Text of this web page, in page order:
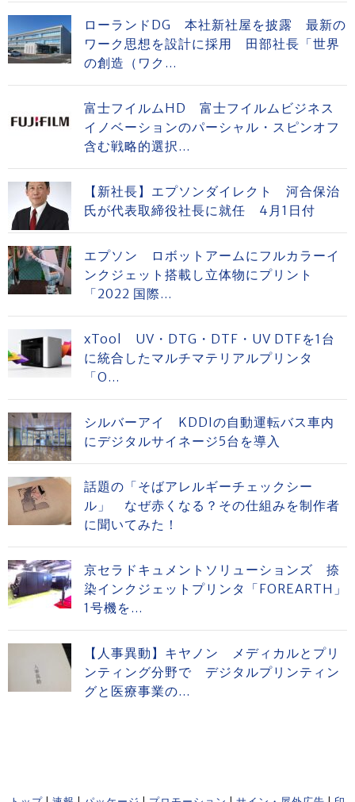
ローランドDG 本社新社屋を披露 最新の
ワーク思想を設計に採用 田部社長「世界
の創造（ワク...
富士フイルムHD 富士フイルムビジネス
イノベーションのパーシャル・スピンオフ
含む戦略的選択...
【新社長】エプソンダイレクト 河合保治
氏が代表取締役社長に就任 4月1日付
エプソン ロボットアームにフルカラーイ
ンクジェット搭載し立体物にプリント
「2022 国際...
xTool UV・DTG・DTF・UV DTFを1台
に統合したマルチマテリアルプリンタ
「O...
シルバーアイ KDDIの自動運転バス車内
にデジタルサイネージ5台を導入
話題の「そばアレルギーチェックシー
ル」 なぜ赤くなる？その仕組みを制作者
に聞いてみた！
京セラドキュメントソリューションズ 捺
染インクジェットプリンタ「FOREARTH」
1号機を...
【人事異動】キヤノン メディカルとプリ
ンティング分野で デジタルプリンティン
グと医療事業の...